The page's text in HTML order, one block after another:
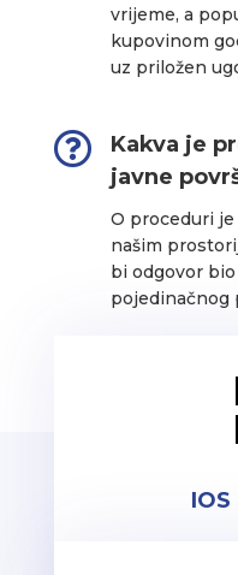
vrijeme, a
kupovinom
uz priložen

Kakva je
javne
O proceduri
našim
bi odgovor
pojedinačnog